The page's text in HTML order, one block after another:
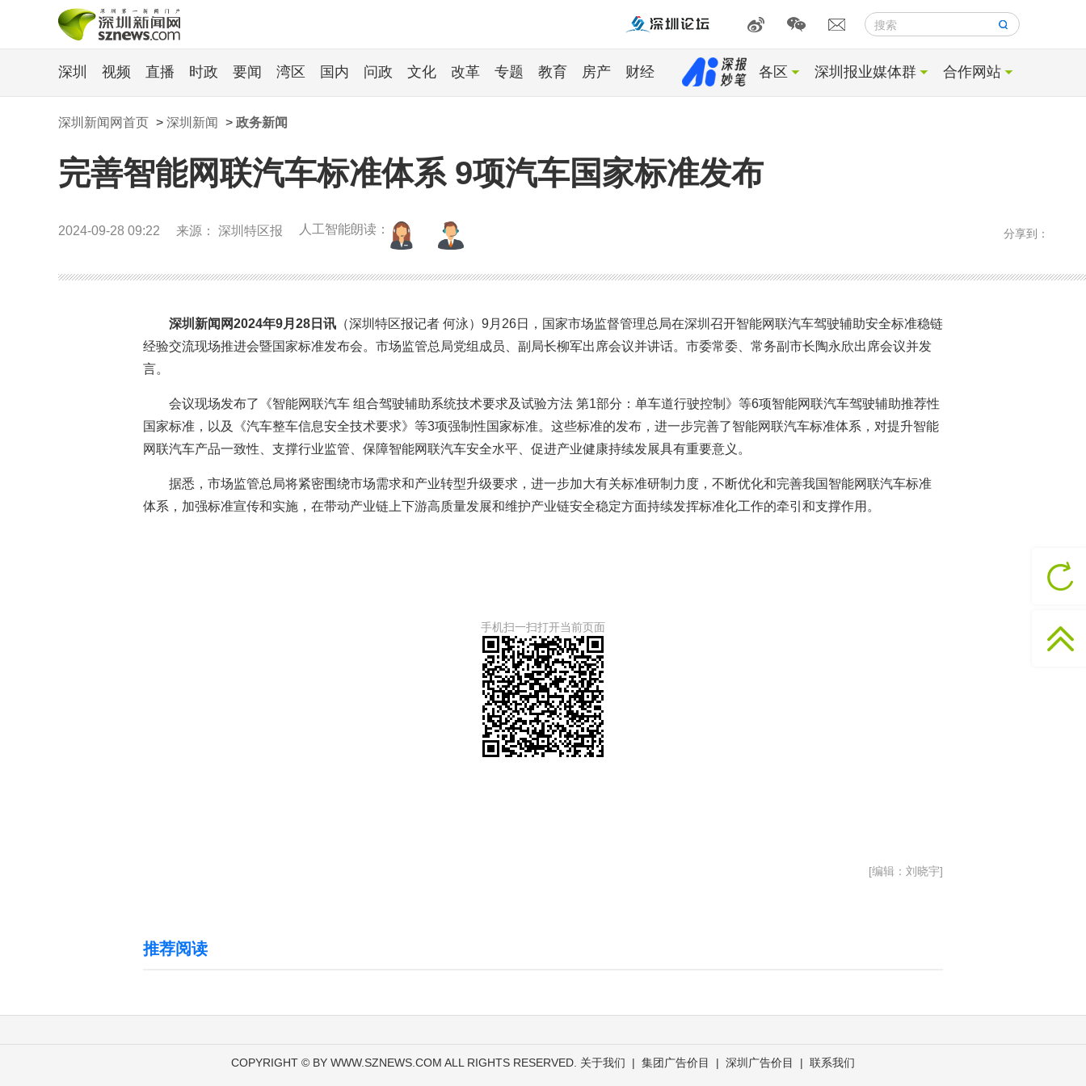
搜索
深圳 视频 直播 时政 要闻 湾区 国内 问政 文化 改革 专题 教育 房产 财经 各区 深圳报业媒体群 合作网站
深圳新闻网首页 > 深圳新闻 > 政务新闻
完善智能网联汽车标准体系 9项汽车国家标准发布
2024-09-28 09:22 来源： 深圳特区报 人工智能朗读： 分享到：
深圳新闻网2024年9月28日讯 （深圳特区报记者 何泳）9月26日，国家市场监督管理总局在深圳召开智能网联汽车驾驶辅助安全标准稳链
经验交流现场推进会暨国家标准发布会。市场监管总局党组成员、副局长柳军出席会议并讲话。市委常委、常务副市长陶永欣出席会议并发
言。
会议现场发布了《智能网联汽车 组合驾驶辅助系统技术要求及试验方法 第1部分：单车道行驶控制》等6项智能网联汽车驾驶辅助推荐性
国家标准，以及《汽车整车信息安全技术要求》等3项强制性国家标准。这些标准的发布，进一步完善了智能网联汽车标准体系，对提升智能
网联汽车产品一致性、支撑行业监管、保障智能网联汽车安全水平、促进产业健康持续发展具有重要意义。
据悉，市场监管总局将紧密围绕市场需求和产业转型升级要求，进一步加大有关标准研制力度，不断优化和完善我国智能网联汽车标准
体系，加强标准宣传和实施，在带动产业链上下游高质量发展和维护产业链安全稳定方面持续发挥标准化工作的牵引和支撑作用。
手机扫一扫打开当前页面
[编辑：刘晓宇]
推荐阅读
COPYRIGHT © BY WWW.SZNEWS.COM ALL RIGHTS RESERVED. 关于我们 | 集团广告价目 | 深圳广告价目 | 联系我们